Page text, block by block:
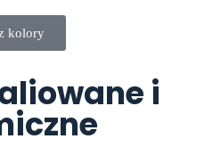
kolory
i